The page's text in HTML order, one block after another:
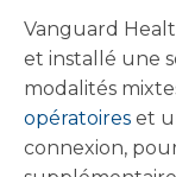
Vanguard
et installé une
modalités
opératoires et
connexion,